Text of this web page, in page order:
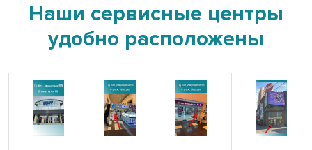
Наши сервисные центры
удобно расположены